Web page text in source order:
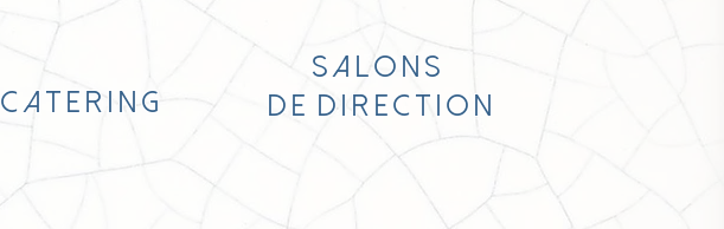
C A T E R I N G
S a l o n s
d e d i r e c t i o n